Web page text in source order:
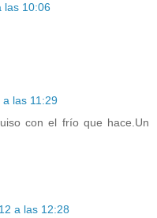
las 10:06
las 11:29
con el frío que hace.Un
a las 12:28